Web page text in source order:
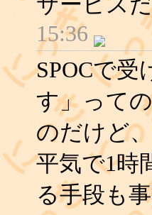
15:36
SPOCで
す」って
のだけど
平気で1時
る手段も